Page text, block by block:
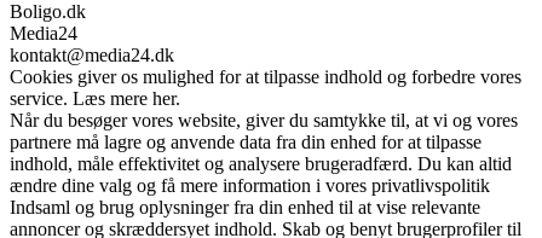
Boligo.dk
Media24
kontakt@media24.dk
Cookies giver os mulighed for at tilpasse indhold og forbedre vores
service. Læs mere her.
Når du besøger vores website, giver du samtykke til, at vi og vores
partnere må lagre og anvende data fra din enhed for at tilpasse
indhold, måle effektivitet og analysere brugeradfærd. Du kan altid
ændre dine valg og få mere information i vores privatlivspolitik
Indsaml og brug oplysninger fra din enhed til at vise relevante
annoncer og skræddersyet indhold. Skab og benyt brugerprofiler til